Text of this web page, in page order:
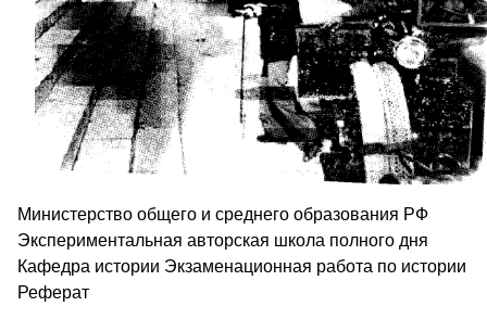
Министерство общего и среднего образования РФ
Экспериментальная авторская школа полного дня
Кафедра истории Экзаменационная работа по истории
Реферат